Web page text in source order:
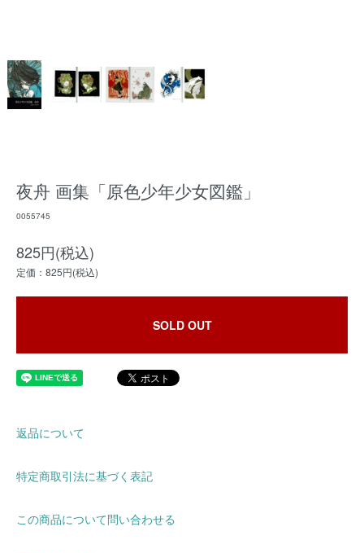
夜舟 画集「原色少年少女図鑑」
0055745
825円(税込)
定価：825円(税込)
SOLD OUT
返品について
特定商取引法に基づく表記
この商品について問い合わせる